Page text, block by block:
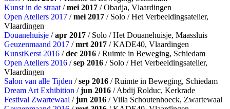
Kunst in de straat /mei 2017 / Obadja, Vlaardingen
Open Ateliers 2017 /mei 2017 / Solo / Het Verbeeldingsatelier,
Vlaardingen
Douanehuisje /apr 2017 / Solo / Het Douanehuisje, Maassluis
Geuzenmaand 2017 /mrt 2017 / KADE40, Vlaardingen
KunstKerst 2016 /dec 2016 / Ruimte in Beweging, Schiedam
Open Ateliers 2016 /sep 2016 / Solo / Het Verbeeldingsatelier,
Vlaardingen
Salon van alle Tijden /sep 2016 / Ruimte in Beweging, Schiedam
Dream Art Exhibition /jun 2016 / Abdij Rolduc, Kerkrade
Festival Zwartewaal /jun 2016 / Villa Schoutenhoeck, Zwartewaal